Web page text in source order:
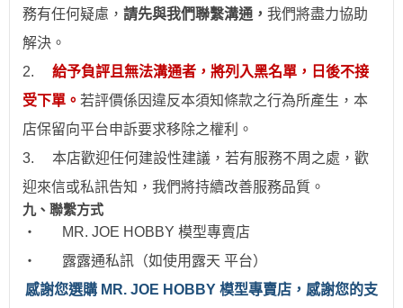
務有任何疑慮， 請先與我們聯繫溝通， 我們將盡力協助
解決。
2.
給予負評且無法溝通者，將列入黑名單，日後不接
受下單。 若評價係因違反本須知條款之行為所產生，本
店保留向平台申訴要求移除之權利。
3.
本店歡迎任何建設性建議，若有服務不周之處，歡
迎來信或私訊告知，我們將持續改善服務品質。
九、聯繫方式
‧
MR. JOE HOBBY 模型專賣店
‧
露露通私訊（如使用露天 平台）
感謝您選購 MR. JOE HOBBY 模型專賣店，感謝您的支